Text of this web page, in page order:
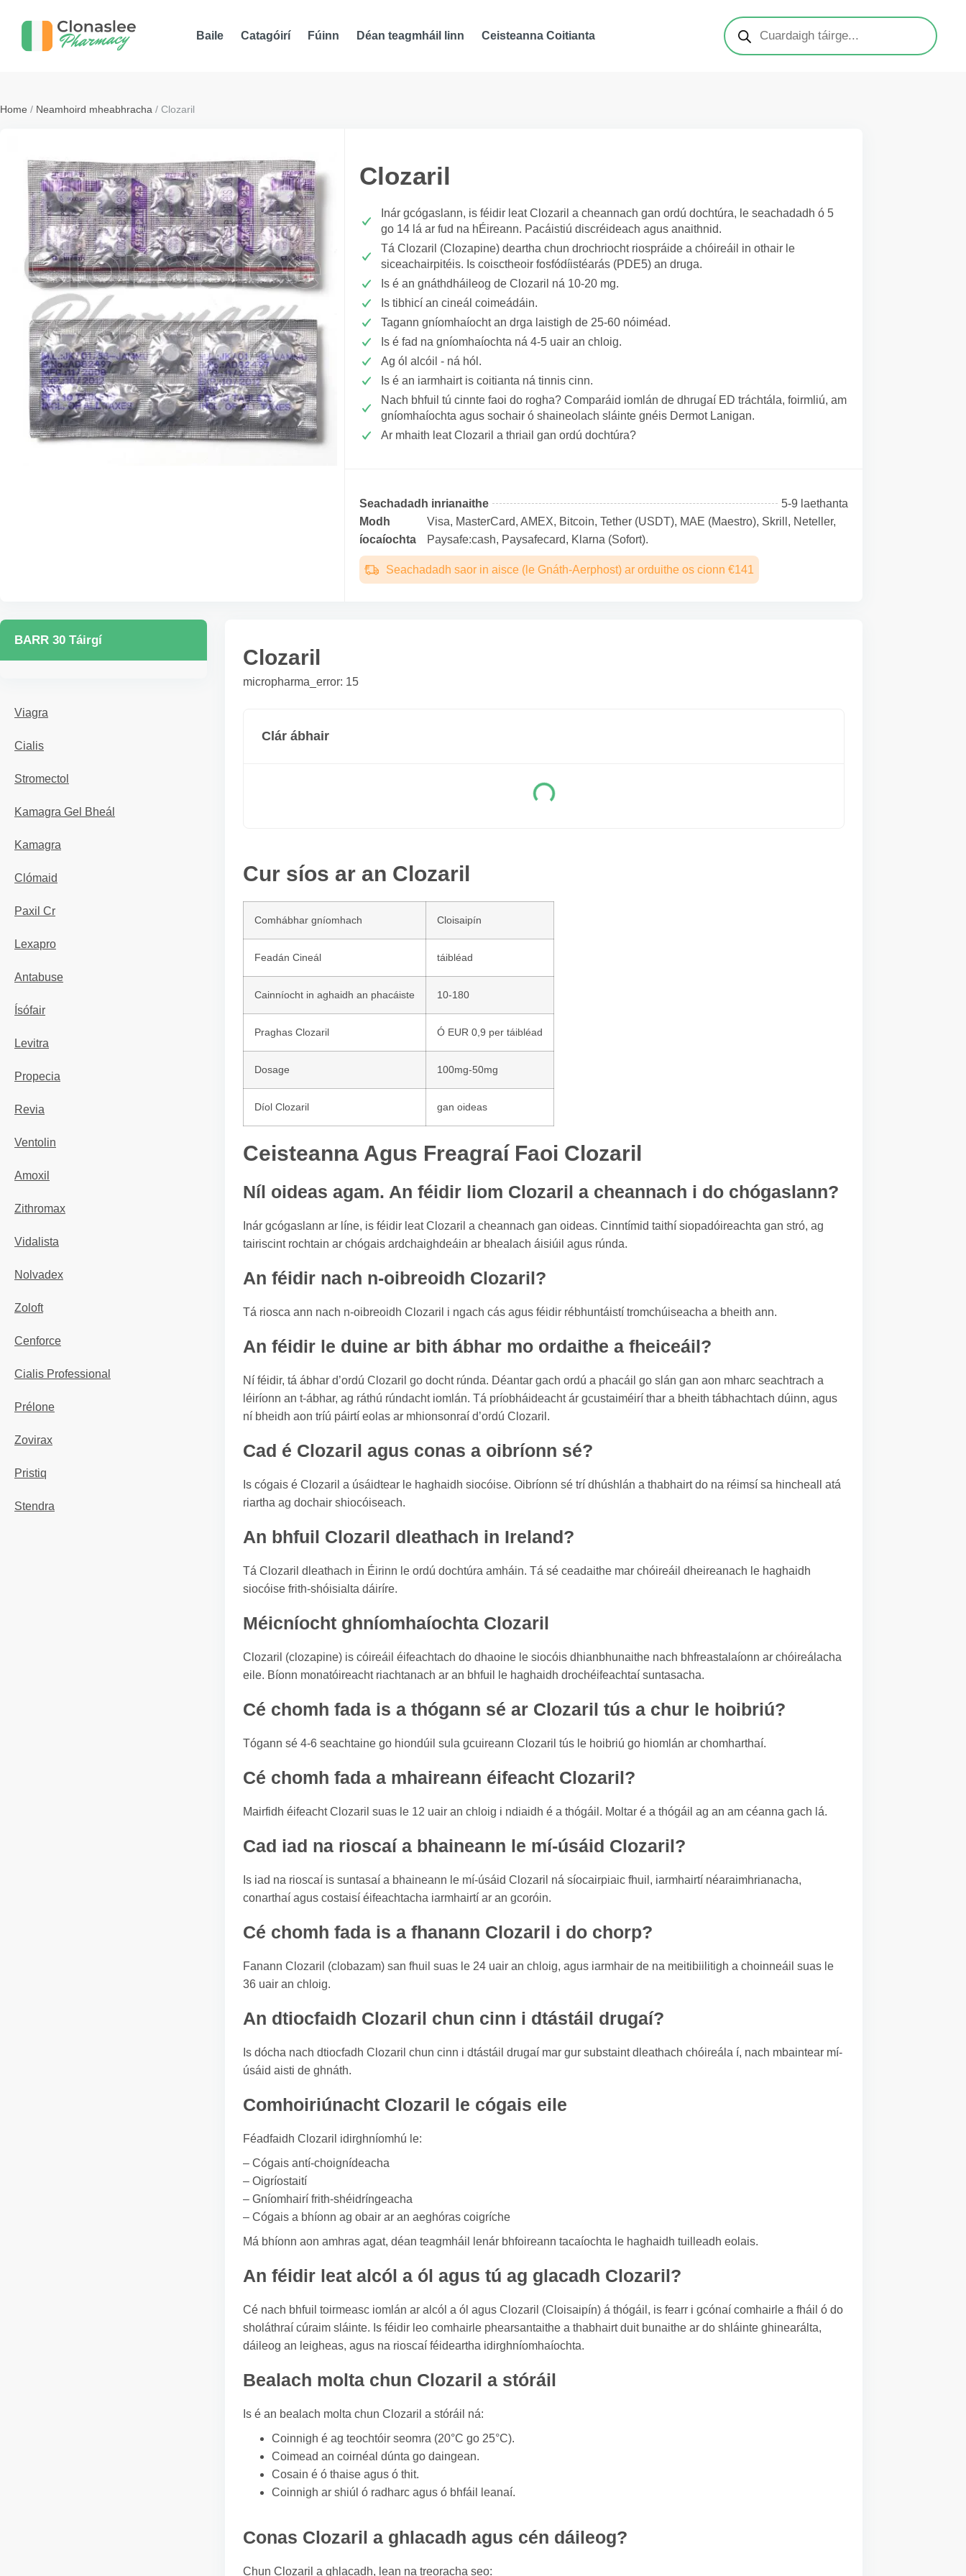
Baile Catagóirí Fúinn Déan teagmháil linn Ceisteanna Coitianta
Home / Neamhoird mheabhracha / Clozaril
Clozaril
Inár gcógaslann, is féidir leat Clozaril a cheannach gan ordú dochtúra, le seachadadh ó 5
go 14 lá ar fud na hÉireann. Pacáistiú discréideach agus anaithnid.
Tá Clozaril (Clozapine) deartha chun drochriocht riospráide a chóireáil in othair le
siceachairpitéis. Is coisctheoir fosfódíistéarás (PDE5) an druga.
Is é an gnáthdháileog de Clozaril ná 10-20 mg.
Is tibhicí an cineál coimeádáin.
Tagann gníomhaíocht an drga laistigh de 25-60 nóiméad.
Is é fad na gníomhaíochta ná 4-5 uair an chloig.
Ag ól alcóil - ná hól.
Is é an iarmhairt is coitianta ná tinnis cinn.
Nach bhfuil tú cinnte faoi do rogha? Comparáid iomlán de dhrugaí ED tráchtála, foirmliú, am
gníomhaíochta agus sochair ó shaineolach sláinte gnéis Dermot Lanigan.
Ar mhaith leat Clozaril a thriail gan ordú dochtúra?
Seachadadh inrianaithe
5-9 laethanta
Modh
íocaíochta
Visa, MasterCard, AMEX, Bitcoin, Tether (USDТ), MAE (Maestro), Skrill, Neteller,
Paysafe:cash, Paysafecard, Klarna (Sofort).
Seachadadh saor in aisce (le Gnáth-Aerphost) ar orduithe os cionn €141
BARR 30 Táirgí
Viagra
Cialis
Stromectol
Kamagra Gel Bheál
Kamagra
Clómaid
Paxil Cr
Lexapro
Antabuse
Ísófair
Levitra
Propecia
Revia
Ventolin
Amoxil
Zithromax
Vidalista
Nolvadex
Zoloft
Cenforce
Cialis Professional
Prélone
Zovirax
Pristiq
Stendra
Clozaril
micropharma_error: 15
Clár ábhair
Cur síos ar an Clozaril
Comhábhar gníomhach Cloisaipín
Feadán Cineál táibléad
Cainníocht in aghaidh an phacáiste 10-180
Praghas Clozaril Ó EUR 0,9 per táibléad
Dosage 100mg-50mg
Díol Clozaril gan oideas
Ceisteanna Agus Freagraí Faoi Clozaril
Níl oideas agam. An féidir liom Clozaril a cheannach i do chógaslann?
Inár gcógaslann ar líne, is féidir leat Clozaril a cheannach gan oideas. Cinntímid taithí siopadóireachta gan stró, ag
tairiscint rochtain ar chógais ardchaighdeáin ar bhealach áisiúil agus rúnda.
An féidir nach n-oibreoidh Clozaril?
Tá riosca ann nach n-oibreoidh Clozaril i ngach cás agus féidir rébhuntáistí tromchúiseacha a bheith ann.
An féidir le duine ar bith ábhar mo ordaithe a fheiceáil?
Ní féidir, tá ábhar d’ordú Clozaril go docht rúnda. Déantar gach ordú a phacáil go slán gan aon mharc seachtrach a
léiríonn an t-ábhar, ag ráthú rúndacht iomlán. Tá príobháideacht ár gcustaiméirí thar a bheith tábhachtach dúinn, agus
ní bheidh aon tríú páirtí eolas ar mhionsonraí d’ordú Clozaril.
Cad é Clozaril agus conas a oibríonn sé?
Is cógais é Clozaril a úsáidtear le haghaidh siocóise. Oibríonn sé trí dhúshlán a thabhairt do na réimsí sa hincheall atá
riartha ag dochair shiocóiseach.
An bhfuil Clozaril dleathach in Ireland?
Tá Clozaril dleathach in Éirinn le ordú dochtúra amháin. Tá sé ceadaithe mar chóireáil dheireanach le haghaidh
siocóise frith-shóisialta dáiríre.
Méicníocht ghníomhaíochta Clozaril
Clozaril (clozapine) is cóireáil éifeachtach do dhaoine le siocóis dhianbhunaithe nach bhfreastalaíonn ar chóireálacha
eile. Bíonn monatóireacht riachtanach ar an bhfuil le haghaidh drochéifeachtaí suntasacha.
Cé chomh fada is a thógann sé ar Clozaril tús a chur le hoibriú?
Tógann sé 4-6 seachtaine go hiondúil sula gcuireann Clozaril tús le hoibriú go hiomlán ar chomharthaí.
Cé chomh fada a mhaireann éifeacht Clozaril?
Mairfidh éifeacht Clozaril suas le 12 uair an chloig i ndiaidh é a thógáil. Moltar é a thógáil ag an am céanna gach lá.
Cad iad na rioscaí a bhaineann le mí-úsáid Clozaril?
Is iad na rioscaí is suntasaí a bhaineann le mí-úsáid Clozaril ná síocairpiaic fhuil, iarmhairtí néaraimhrianacha,
conarthaí agus costaisí éifeachtacha iarmhairtí ar an gcoróin.
Cé chomh fada is a fhanann Clozaril i do chorp?
Fanann Clozaril (clobazam) san fhuil suas le 24 uair an chloig, agus iarmhair de na meitibiilitigh a choinneáil suas le
36 uair an chloig.
An dtiocfaidh Clozaril chun cinn i dtástáil drugaí?
Is dócha nach dtiocfadh Clozaril chun cinn i dtástáil drugaí mar gur substaint dleathach chóireála í, nach mbaintear mí-
úsáid aisti de ghnáth.
Comhoiriúnacht Clozaril le cógais eile
Féadfaidh Clozaril idirghníomhú le:
– Cógais antí-choignídeacha
– Oigríostaití
– Gníomhairí frith-shéidríngeacha
– Cógais a bhíonn ag obair ar an aeghóras coigríche
Má bhíonn aon amhras agat, déan teagmháil lenár bhfoireann tacaíochta le haghaidh tuilleadh eolais.
An féidir leat alcól a ól agus tú ag glacadh Clozaril?
Cé nach bhfuil toirmeasc iomlán ar alcól a ól agus Clozaril (Cloisaipín) á thógáil, is fearr i gcónaí comhairle a fháil ó do
sholáthraí cúraim sláinte. Is féidir leo comhairle phearsantaithe a thabhairt duit bunaithe ar do shláinte ghinearálta,
dáileog an leigheas, agus na rioscaí féideartha idirghníomhaíochta.
Bealach molta chun Clozaril a stóráil
Is é an bealach molta chun Clozaril a stóráil ná:
Coinnigh é ag teochtóir seomra (20°C go 25°C).
Coimead an coirnéal dúnta go daingean.
Cosain é ó thaise agus ó thit.
Coinnigh ar shiúl ó radharc agus ó bhfáil leanaí.
Conas Clozaril a ghlacadh agus cén dáileog?
Chun Clozaril a ghlacadh, lean na treoracha seo: